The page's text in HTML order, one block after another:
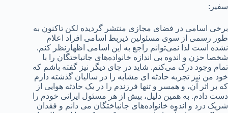
سفیر:
برخی اسامی در فضای مجازی منتشر گردیده لکن تاکنون به
طور رسمی از سوی مسئولین ذیربط اسامی افراد اعلام
نشده است لذا نمی‌توانم راجع به این اسامی اظهارنظر کنم.
شخصا حزن و اندوه بی اندازه خانواده‌های جانباختگان را با
تمام وجود درک می‌کنم. شاید در جای دیگر نیز گفته باشم که
خود من نیز تجربه حادثه ای مشابه را در سالیان گذشته دارم
که بر اثر آن، و همسر و تنها فرزندم را در یک حادثه هوایی از
دست دادم. به همین دلیل، بیش از هر مسئول ایرانی خودم را
شریک درد و اندوه خانواده‌های جانباختگان می دانم و فقدان